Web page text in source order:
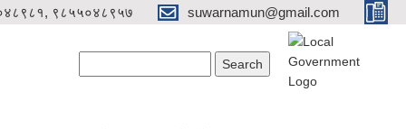
९८५५०४८९५७ suwarnamun@gmail.com